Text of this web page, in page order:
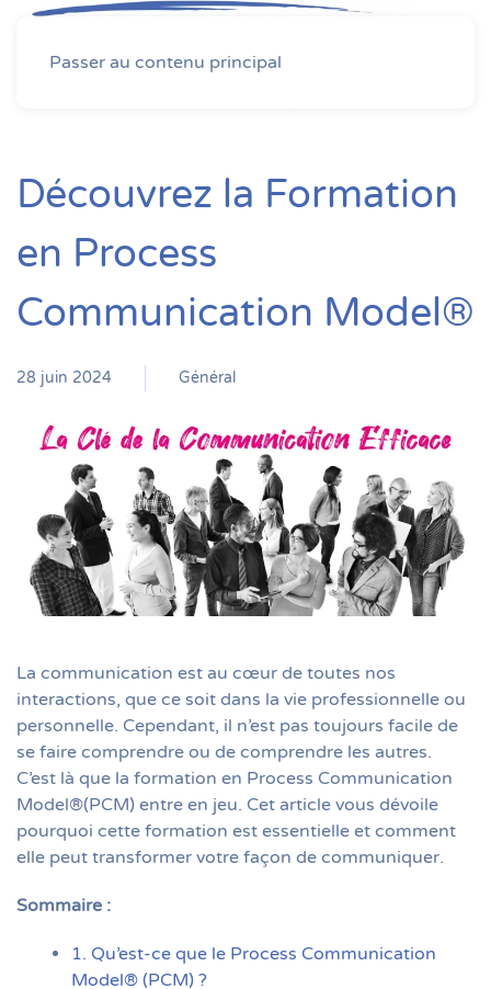
Passer au contenu principal
Découvrez la Formation
en Process
Communication Model®
28 juin 2024 Général
La communication est au cœur de toutes nos
interactions, que ce soit dans la vie professionnelle ou
personnelle. Cependant, il n’est pas toujours facile de
se faire comprendre ou de comprendre les autres.
C’est là que la formation en Process Communication
Model®(PCM) entre en jeu. Cet article vous dévoile
pourquoi cette formation est essentielle et comment
elle peut transformer votre façon de communiquer.
Sommaire :
1. Qu’est-ce que le Process Communication
Model® (PCM) ?